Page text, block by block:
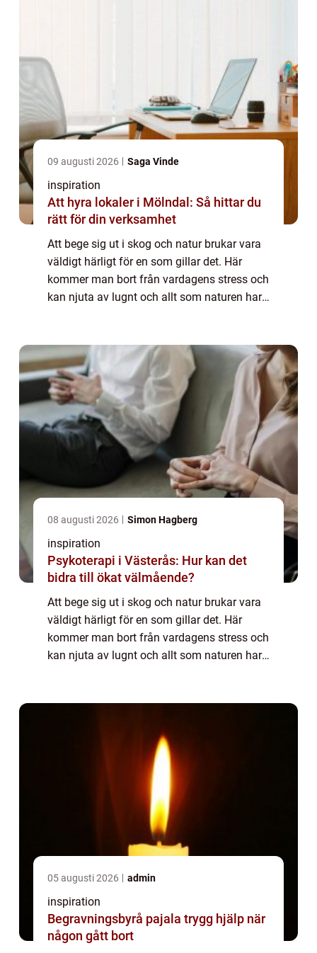
09 augusti 2026 Saga Vinde
inspiration
Att hyra lokaler i Mölndal: Så hittar du
rätt för din verksamhet
Att bege sig ut i skog och natur brukar vara
väldigt härligt för en som gillar det. Här
kommer man bort från vardagens stress och
kan njuta av lugnt och allt som naturen har
08 augusti 2026 Simon Hagberg
inspiration
Psykoterapi i Västerås: Hur kan det
bidra till ökat välmående?
Att bege sig ut i skog och natur brukar vara
väldigt härligt för en som gillar det. Här
kommer man bort från vardagens stress och
kan njuta av lugnt och allt som naturen har
05 augusti 2026 admin
inspiration
Begravningsbyrå pajala trygg hjälp när
någon gått bort